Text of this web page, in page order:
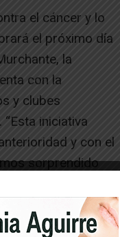
el cáncer y lo
el próximo día
la
con la
y clubes
iniciativa
y con el
sorprendido
todo el mundo.
Virginia Salcedo,